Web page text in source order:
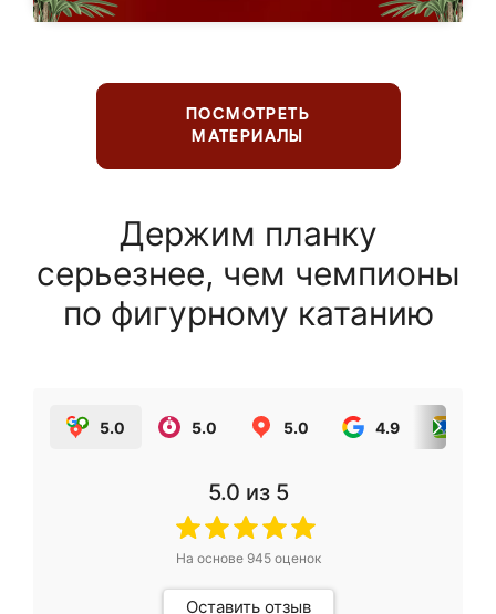
ПОСМОТРЕТЬ
МАТЕРИАЛЫ
Держим планку
серьезнее, чем чемпионы
по фигурному катанию
5.0 5.0 5.0 4.9
5.0 из 5
На основе 945оценок
Оставить отзыв